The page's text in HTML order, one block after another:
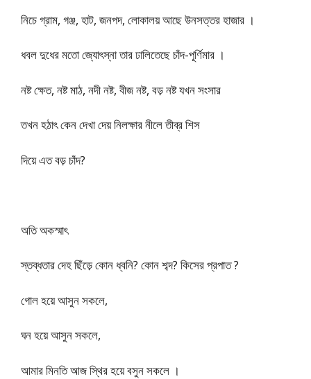
নিচে গ্রাম, গঞ্জ, হাট, জনপদ, লোকালয় আছে উনসত্তর হাজার ।
ধবল দুধের মতো জ্যোৎস্না তার ঢালিতেছে চাঁদ-পূর্ণিমার ।
নষ্ট ক্ষেত, নষ্ট মাঠ, নদী নষ্ট, বীজ নষ্ট, বড় নষ্ট যখন সংসার
তখন হঠাৎ কেন দেখা দেয় নিলক্ষার নীলে তীব্র শিস
দিয়ে এত বড় চাঁদ?
অতি অকস্মাৎ
স্তব্ধতার দেহ ছিঁড়ে কোন ধ্বনি? কোন শব্দ? কিসের প্রপাত ?
গোল হয়ে আসুন সকলে,
ঘন হয়ে আসুন সকলে,
আমার মিনতি আজ স্থির হয়ে বসুন সকলে ।